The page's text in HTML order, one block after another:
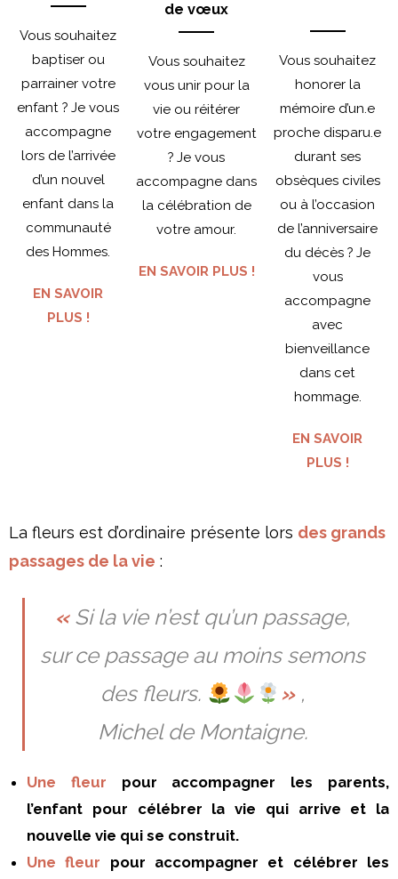
Vous souhaitez
baptiser ou
parrainer votre
enfant ? Je vous
accompagne
lors de l’arrivée
d’un nouvel
enfant dans la
communauté
des Hommes.
EN SAVOIR
PLUS !
de vœux
Vous souhaitez
vous unir pour la
vie ou réitérer
votre engagement
? Je vous
accompagne dans
la célébration de
votre amour.
EN SAVOIR PLUS !
Vous souhaitez
honorer la
mémoire d’un.e
proche disparu.e
durant ses
obsèques civiles
ou à l’occasion
de l’anniversaire
du décès ? Je
vous
accompagne
avec
bienveillance
dans cet
hommage.
EN SAVOIR
PLUS !
La fleurs est d’ordinaire présente lors des grands
passages de la vie :
« Si la vie n’est qu’un passage,
sur ce passage au moins semons
des fleurs.
» ,
Michel de Montaigne.
Une fleur pour accompagner les parents,
l’enfant pour célébrer la vie qui arrive et la
nouvelle vie qui se construit.
Une fleur pour accompagner et célébrer les